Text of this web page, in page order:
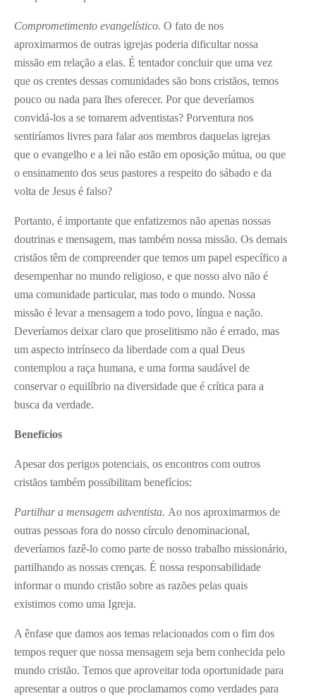
Comprometimento evangelístico. O fato de nos
aproximarmos de outras igrejas poderia dificultar nossa
missão em relação a elas. É tentador concluir que uma vez
que os crentes dessas comunidades são bons cristãos, temos
pouco ou nada para lhes oferecer. Por que deveríamos
convidá-los a se tomarem adventistas? Porventura nos
sentiríamos livres para falar aos membros daquelas igrejas
que o evangelho e a lei não estão em oposição mútua, ou que
o ensinamento dos seus pastores a respeito do sábado e da
volta de Jesus é falso?
Portanto, é importante que enfatizemos não apenas nossas
doutrinas e mensagem, mas também nossa missão. Os demais
cristãos têm de compreender que temos um papel específico a
desempenhar no mundo religioso, e que nosso alvo não é
uma comunidade particular, mas todo o mundo. Nossa
missão é levar a mensagem a todo povo, língua e nação.
Deveríamos deixar claro que proselitismo não é errado, mas
um aspecto intrínseco da liberdade com a qual Deus
contemplou a raça humana, e uma forma saudável de
conservar o equilíbrio na diversidade que é crítica para a
busca da verdade.
Benefícios
Apesar dos perigos potenciais, os encontros com outros
cristãos também possibilitam benefícios:
Partilhar a mensagem adventista. Ao nos aproximarmos de
outras pessoas fora do nosso círculo denominacional,
deveríamos fazê-lo como parte de nosso trabalho missionário,
partilhando as nossas crenças. É nossa responsabilidade
informar o mundo cristão sobre as razões pelas quais
existimos como uma Igreja.
A ênfase que damos aos temas relacionados com o fim dos
tempos requer que nossa mensagem seja bem conhecida pelo
mundo cristão. Temos que aproveitar toda oportunidade para
apresentar a outros o que proclamamos como verdades para